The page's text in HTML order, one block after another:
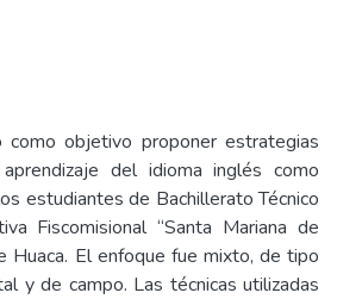
como objetivo proponer estrategias
del idioma inglés como
estudiantes de Bachillerato Técnico
Fiscomisional “Santa Mariana de
Huaca. El enfoque fue mixto, de tipo
y de campo. Las técnicas utilizadas